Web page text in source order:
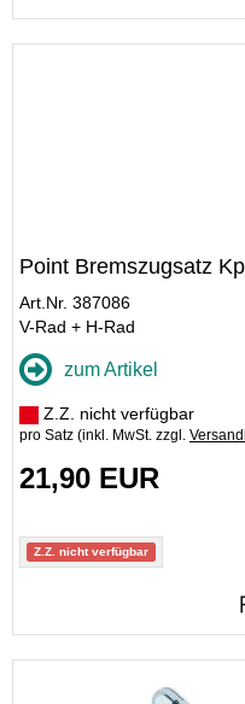
Point Bremszugsatz
Art.Nr. 387086
V-Rad + H-Rad
zum Artikel
Z.Z. nicht verfügbar
pro Satz (inkl. MwSt. zzgl.
21,90 EUR
Z.Z. nicht verfügbar